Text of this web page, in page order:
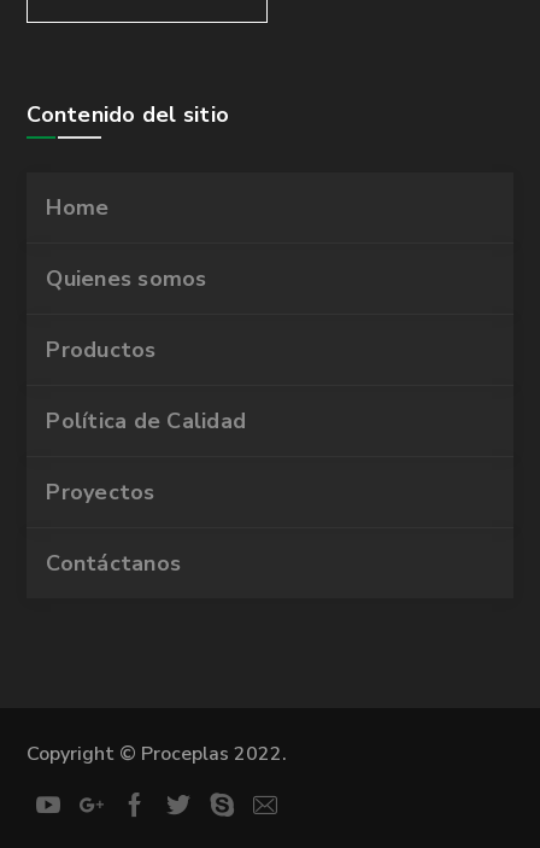
Contenido del sitio
Home
Quienes somos
Productos
Política de Calidad
Proyectos
Contáctanos
Copyright © Proceplas 2022.